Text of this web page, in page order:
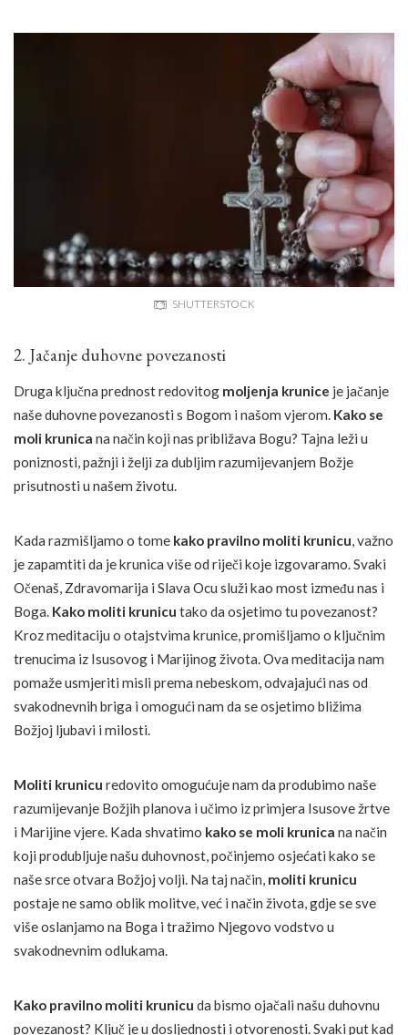
SHUTTERSTOCK
2. Jačanje duhovne povezanosti
Druga ključna prednost redovitog moljenja krunice je jačanje
naše duhovne povezanosti s Bogom i našom vjerom. Kako se
moli krunica na način koji nas približava Bogu? Tajna leži u
poniznosti, pažnji i želji za dubljim razumijevanjem Božje
prisutnosti u našem životu.
Kada razmišljamo o tome kako pravilno moliti krunicu, važno
je zapamtiti da je krunica više od riječi koje izgovaramo. Svaki
Očenaš, Zdravomarija i Slava Ocu služi kao most između nas i
Boga. Kako moliti krunicu tako da osjetimo tu povezanost?
Kroz meditaciju o otajstvima krunice, promišljamo o ključnim
trenucima iz Isusovog i Marijinog života. Ova meditacija nam
pomaže usmjeriti misli prema nebeskom, odvajajući nas od
svakodnevnih briga i omogući nam da se osjetimo bližima
Božjoj ljubavi i milosti.
Moliti krunicu redovito omogućuje nam da produbimo naše
razumijevanje Božjih planova i učimo iz primjera Isusove žrtve
i Marijine vjere. Kada shvatimo kako se moli krunica na način
koji produbljuje našu duhovnost, počinjemo osjećati kako se
naše srce otvara Božjoj volji. Na taj način, moliti krunicu
postaje ne samo oblik molitve, već i način života, gdje se sve
više oslanjamo na Boga i tražimo Njegovo vodstvo u
svakodnevnim odlukama.
Kako pravilno moliti krunicu da bismo ojačali našu duhovnu
povezanost? Ključ je u dosljednosti i otvorenosti. Svaki put kad